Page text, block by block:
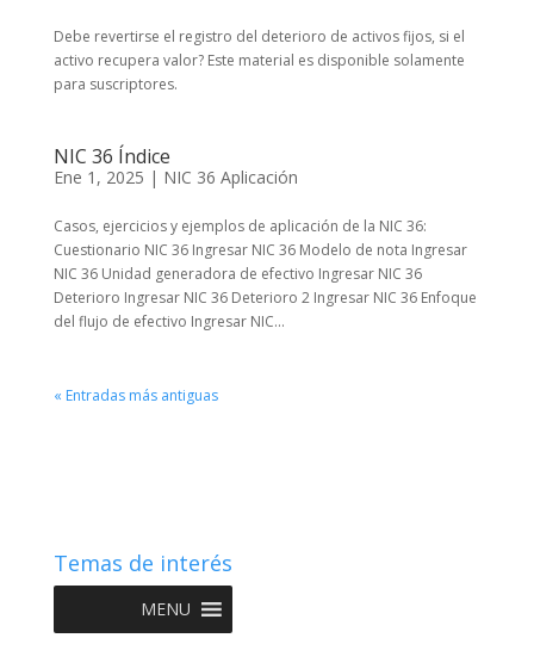
Debe revertirse el registro del deterioro de activos fijos, si el
activo recupera valor? Este material es disponible solamente
para suscriptores.
NIC 36 Índice
Ene 1, 2025 | NIC 36 Aplicación
Casos, ejercicios y ejemplos de aplicación de la NIC 36:
Cuestionario NIC 36 Ingresar NIC 36 Modelo de nota Ingresar
NIC 36 Unidad generadora de efectivo Ingresar NIC 36
Deterioro Ingresar NIC 36 Deterioro 2 Ingresar NIC 36 Enfoque
del flujo de efectivo Ingresar NIC...
« Entradas más antiguas
Temas de interés
MENU